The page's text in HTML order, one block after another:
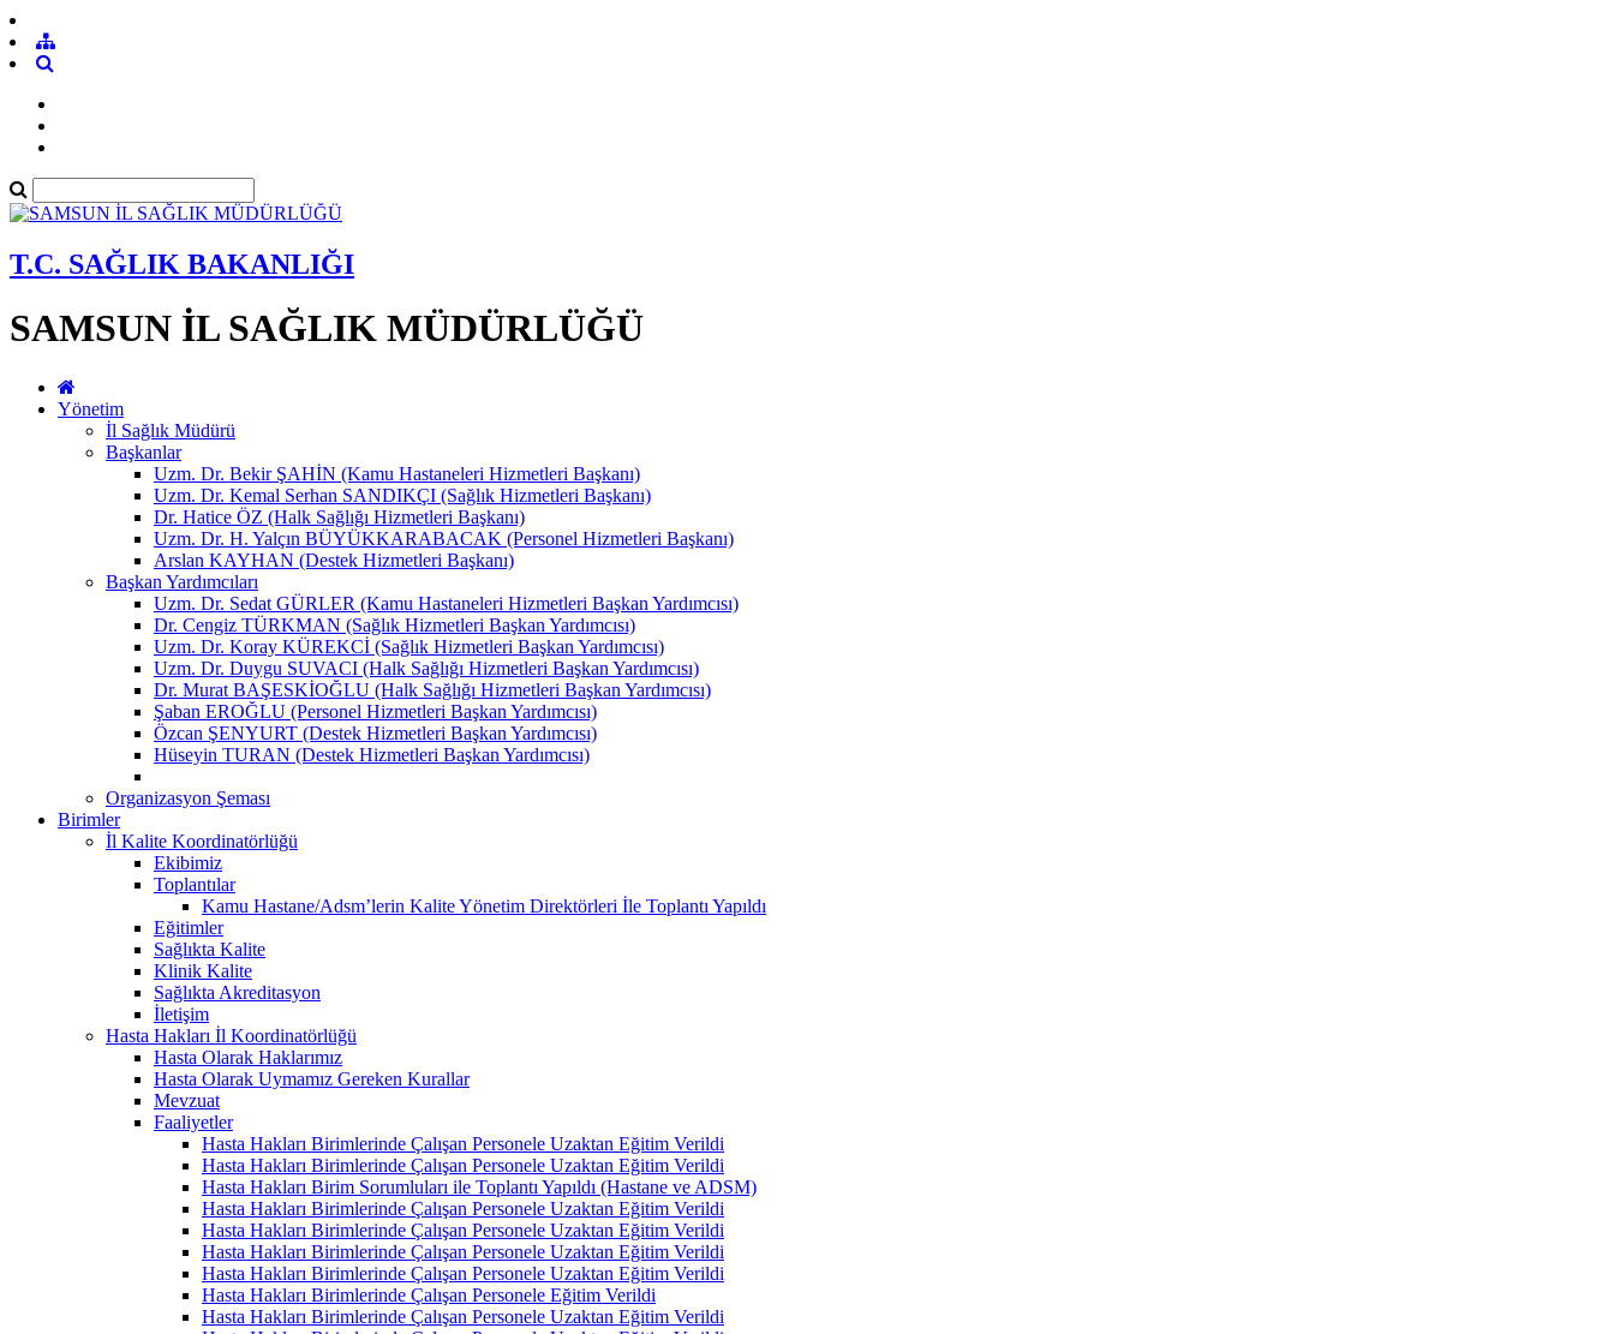
T.C. SAĞLIK BAKANLIĞI
SAMSUN İL SAĞLIK MÜDÜRLÜĞÜ
Yönetim
İl Sağlık Müdürü
Başkanlar
Uzm. Dr. Bekir ŞAHİN (Kamu Hastaneleri Hizmetleri Başkanı)
Uzm. Dr. Kemal Serhan SANDIKÇI (Sağlık Hizmetleri Başkanı)
Dr. Hatice ÖZ (Halk Sağlığı Hizmetleri Başkanı)
Uzm. Dr. H. Yalçın BÜYÜKKARABACAK (Personel Hizmetleri Başkanı)
Arslan KAYHAN (Destek Hizmetleri Başkanı)
Başkan Yardımcıları
Uzm. Dr. Sedat GÜRLER (Kamu Hastaneleri Hizmetleri Başkan Yardımcısı)
Dr. Cengiz TÜRKMAN (Sağlık Hizmetleri Başkan Yardımcısı)
Uzm. Dr. Koray KÜREKCİ (Sağlık Hizmetleri Başkan Yardımcısı)
Uzm. Dr. Duygu SUVACI (Halk Sağlığı Hizmetleri Başkan Yardımcısı)
Dr. Murat BAŞESKİOĞLU (Halk Sağlığı Hizmetleri Başkan Yardımcısı)
Şaban EROĞLU (Personel Hizmetleri Başkan Yardımcısı)
Özcan ŞENYURT (Destek Hizmetleri Başkan Yardımcısı)
Hüseyin TURAN (Destek Hizmetleri Başkan Yardımcısı)
Organizasyon Şeması
Birimler
İl Kalite Koordinatörlüğü
Ekibimiz
Toplantılar
Kamu Hastane/Adsm’lerin Kalite Yönetim Direktörleri İle Toplantı Yapıldı
Eğitimler
Sağlıkta Kalite
Klinik Kalite
Sağlıkta Akreditasyon
İletişim
Hasta Hakları İl Koordinatörlüğü
Hasta Olarak Haklarımız
Hasta Olarak Uymamız Gereken Kurallar
Mevzuat
Faaliyetler
Hasta Hakları Birimlerinde Çalışan Personele Uzaktan Eğitim Verildi
Hasta Hakları Birimlerinde Çalışan Personele Uzaktan Eğitim Verildi
Hasta Hakları Birim Sorumluları ile Toplantı Yapıldı (Hastane ve ADSM)
Hasta Hakları Birimlerinde Çalışan Personele Uzaktan Eğitim Verildi
Hasta Hakları Birimlerinde Çalışan Personele Uzaktan Eğitim Verildi
Hasta Hakları Birimlerinde Çalışan Personele Uzaktan Eğitim Verildi
Hasta Hakları Birimlerinde Çalışan Personele Uzaktan Eğitim Verildi
Hasta Hakları Birimlerinde Çalışan Personele Eğitim Verildi
Hasta Hakları Birimlerinde Çalışan Personele Uzaktan Eğitim Verildi